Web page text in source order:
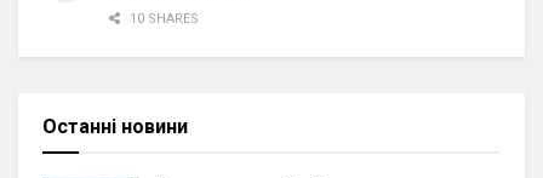
10 SHARES
Останні новини